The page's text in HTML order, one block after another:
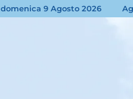
domenica 9 Agosto 2026